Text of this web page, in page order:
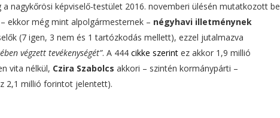
nagykőrösi képviselő-testület 2016. novemberi ülésén mutatkozott be
ekkor még mint alpolgármesternek – négyhavi illetménynek
(7 igen, 3 nem és 1 tartózkodás mellett), ezzel jutalmazva
végzett tevékenységét”. A 444 cikke szerint ez akkor 1,9 millió
vita nélkül, Czira Szabolcs akkori – szintén kormánypárti –
2,1 millió forintot jelentett).